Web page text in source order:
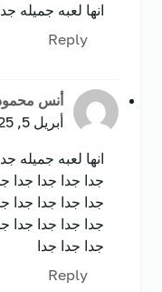
انها لعبه جميله
Reply
أنس
أبريل 5, 2025
انها لعبه جميله
جدا جدا جدا جدا
جدا جدا جدا جدا
جدا جدا جدا جدا
جدا جدا جدا
Reply